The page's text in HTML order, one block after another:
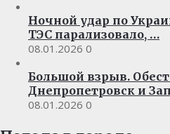
Ночной удар по
ТЭС парализовало, …
08.01.2026 0
Большой взрыв.
Днепропетровск и
08.01.2026 0